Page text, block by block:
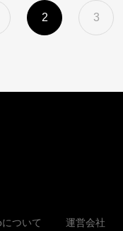
2 3
ついて 運営会社